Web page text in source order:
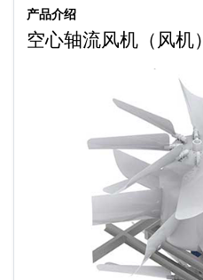
产品介绍
空心轴流风机（风机）